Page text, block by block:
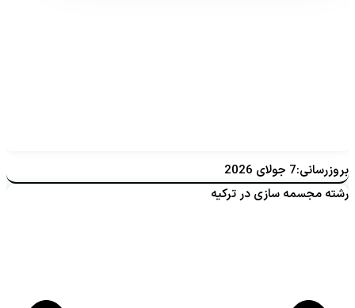
بروزرسانی:7 جولای 2026
رشته مجسمه سازی در ترکیه